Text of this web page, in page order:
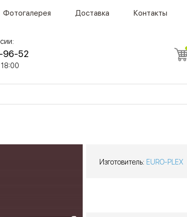
Фотогалерея Доставка Контакты
96-52
Изготовитель: EURO-PLEX